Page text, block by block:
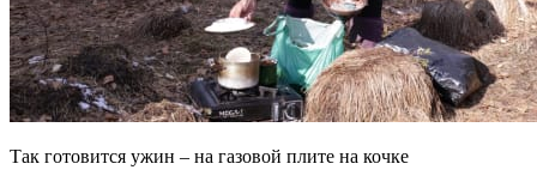
Так готовится ужин – на газовой плите на кочке